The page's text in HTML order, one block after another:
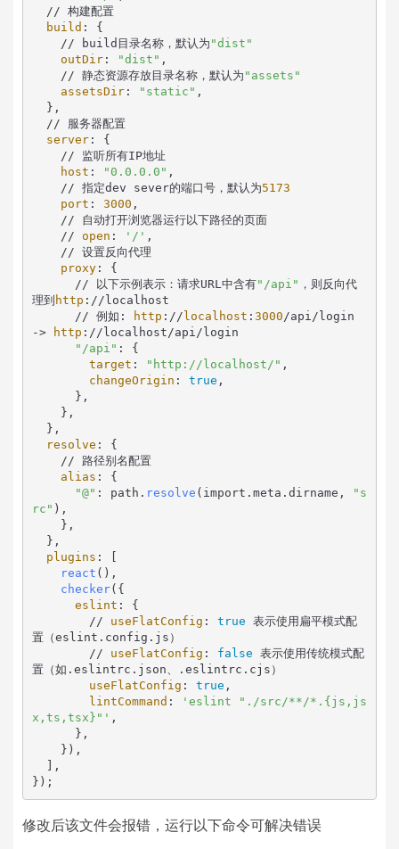
build : {
    // build目录名称，默认为
"dist"
outDir : "dist" ,
    // 静态资源存放目录名称，默认为
"assets"
assetsDir : "static" ,
server : {
host : "0.0.0.0" ,
    // 指定dev sever的端口号，默认为
5173
port : 3000 ,
    //
open : '/' ,
proxy : {
      // 以下示例表示：请求URL中含有
"/api" ，则反向代
理到 http ://localhost
      // 例如:
http :// localhost : 3000/api/login
->
http ://localhost/api/login
"/api" : {
target : "http://localhost/" ,
changeOrigin : true ,
resolve : {
alias : {
"@" : path. resolve (import.meta.dirname,
"s
rc" ),
plugins : [
react (),
checker({
eslint : {
        //
useFlatConfig : true 表示使用扁平模式配
置（eslint.config.js）
        //
useFlatConfig : false 表示使用传统模式配
置（如.eslintrc.json、.eslintrc.cjs）
useFlatConfig : true ,
lintCommand :
'eslint "./src/**/*.{js,js
x,ts,tsx}"' ,
});
修改后该文件会报错，运行以下命令可解决错误